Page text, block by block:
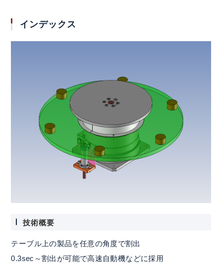
インデックス
技術概要
テーブル上の製品を任意の角度で割出
0.3sec～割出が可能で高速自動機などに採用